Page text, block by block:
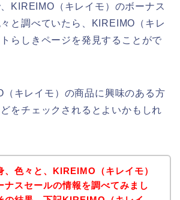
KIREIMO（キレイモ）のボーナス
と調べていたら、KIREIMO（キレ
らしきページを発見することがで
（キレイモ）の商品に興味のある方
をチェックされるとよいかもしれ
、色々と、KIREIMO（キレイモ）
ナスセールの情報を調べてみまし